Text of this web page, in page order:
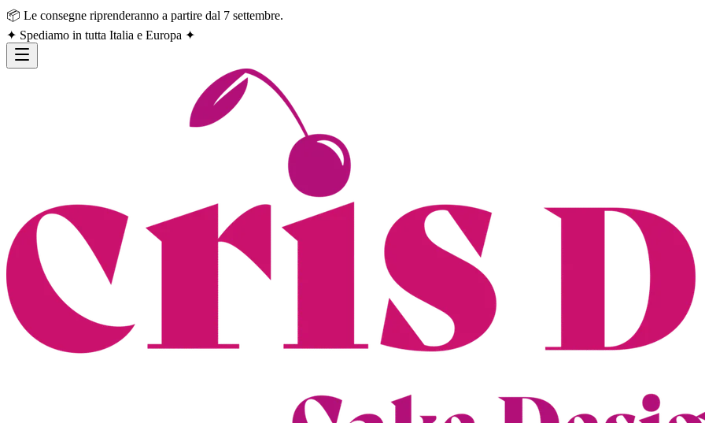
📦 Le consegne riprenderanno a partire dal 7 settembre.
✦ Spediamo in tutta Italia e Europa ✦